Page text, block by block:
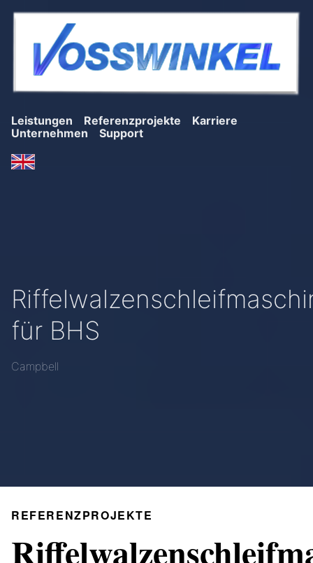
Leistungen Referenzprojekte
Karriere
Unternehmen
Support
für BHS
Campbell
REFERENZPROJEKTE